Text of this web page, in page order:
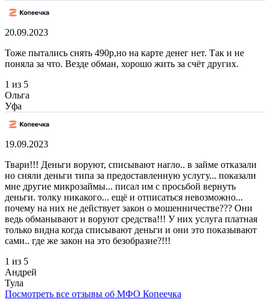
20.09.2023
Тоже пытались снять 490р,но на карте денег нет. Так и не
поняла за что. Везде обман, хорошо жить за счёт других.
1 из 5
Ольга
Уфа
19.09.2023
Твари!!! Деньги воруют, списывают нагло.. в займе отказали
но сняли деньги типа за предоставленную услугу... показали
мне другие микрозаймы... писал им с просьбой вернуть
деньги. толку никакого... ещё и отписаться невозможно...
почему на них не действует закон о мошенничестве??? Они
ведь обманывают и воруют средства!!! У них услуга платная
только видна когда списывают деньги и они это показывают
сами.. где же закон на это безобразие?!!!
1 из 5
Андрей
Тула
Посмотреть все отзывы об МФО Копеечка